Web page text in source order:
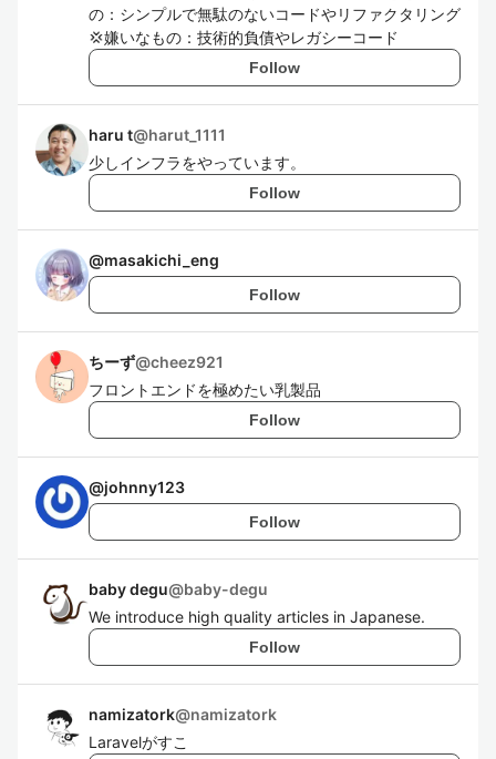
の：シンプルで無駄のないコードやリファクタリング
💢嫌いなもの：技術的負債やレガシーコード
Follow
haru t@harut_1111
少しインフラをやっています。
Follow
@masakichi_eng
Follow
ちーず@cheez921
フロントエンドを極めたい乳製品
Follow
@johnny123
Follow
baby degu@baby-degu
We introduce high quality articles in Japanese.
Follow
namizatork@namizatork
Laravelがすこ